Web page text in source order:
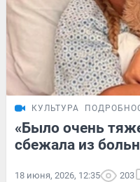
КУЛЬТУРА
«Было очень
сбежала из
18 июня, 2026, 12:35 203